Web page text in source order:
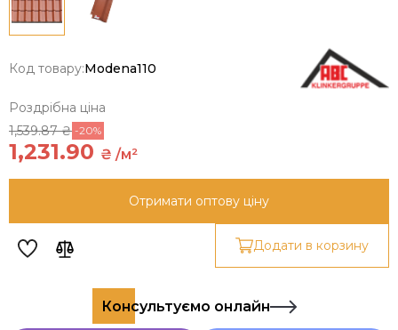
Код товару:Modena110
Роздрібна ціна
1,539.87 ₴ -20%
1,231.90 ₴ /м²
Отримати оптову ціну
Додати в корзину
Консультуємо онлайн